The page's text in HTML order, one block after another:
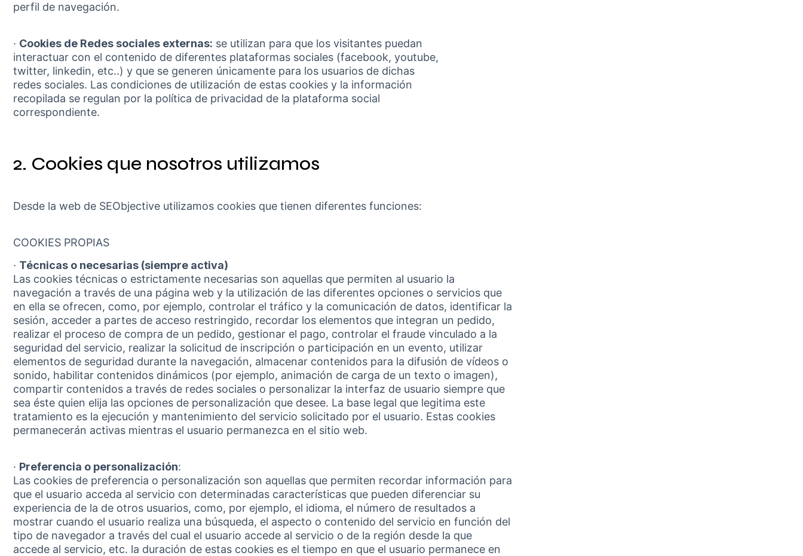
perfil de navegación.
· Cookies de Redes sociales externas: se utilizan para que los visitantes puedan
interactuar con el contenido de diferentes plataformas sociales (facebook, youtube,
twitter, linkedin, etc..) y que se generen únicamente para los usuarios de dichas
redes sociales. Las condiciones de utilización de estas cookies y la información
recopilada se regulan por la política de privacidad de la plataforma social
correspondiente.
2. Cookies que nosotros utilizamos
Desde la web de SEObjective utilizamos cookies que tienen diferentes funciones:
COOKIES PROPIAS
· Técnicas o necesarias (siempre activa)
Las cookies técnicas o estrictamente necesarias son aquellas que permiten al usuario la
navegación a través de una página web y la utilización de las diferentes opciones o servicios que
en ella se ofrecen, como, por ejemplo, controlar el tráfico y la comunicación de datos, identificar la
sesión, acceder a partes de acceso restringido, recordar los elementos que integran un pedido,
realizar el proceso de compra de un pedido, gestionar el pago, controlar el fraude vinculado a la
seguridad del servicio, realizar la solicitud de inscripción o participación en un evento, utilizar
elementos de seguridad durante la navegación, almacenar contenidos para la difusión de vídeos o
sonido, habilitar contenidos dinámicos (por ejemplo, animación de carga de un texto o imagen),
compartir contenidos a través de redes sociales o personalizar la interfaz de usuario siempre que
sea éste quien elija las opciones de personalización que desee. La base legal que legitima este
tratamiento es la ejecución y mantenimiento del servicio solicitado por el usuario. Estas cookies
permanecerán activas mientras el usuario permanezca en el sitio web.
· Preferencia o personalización:
Las cookies de preferencia o personalización son aquellas que permiten recordar información para
que el usuario acceda al servicio con determinadas características que pueden diferenciar su
experiencia de la de otros usuarios, como, por ejemplo, el idioma, el número de resultados a
mostrar cuando el usuario realiza una búsqueda, el aspecto o contenido del servicio en función del
tipo de navegador a través del cual el usuario accede al servicio o de la región desde la que
accede al servicio, etc. la duración de estas cookies es el tiempo en que el usuario permanece en